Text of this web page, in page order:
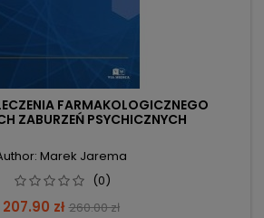
FARMAKOLOGICZNEGO
ZABURZEŃ PSYCHICZNYCH
Marek Jarema
(0)
Price
207.90 zł Regular
260.00 zł